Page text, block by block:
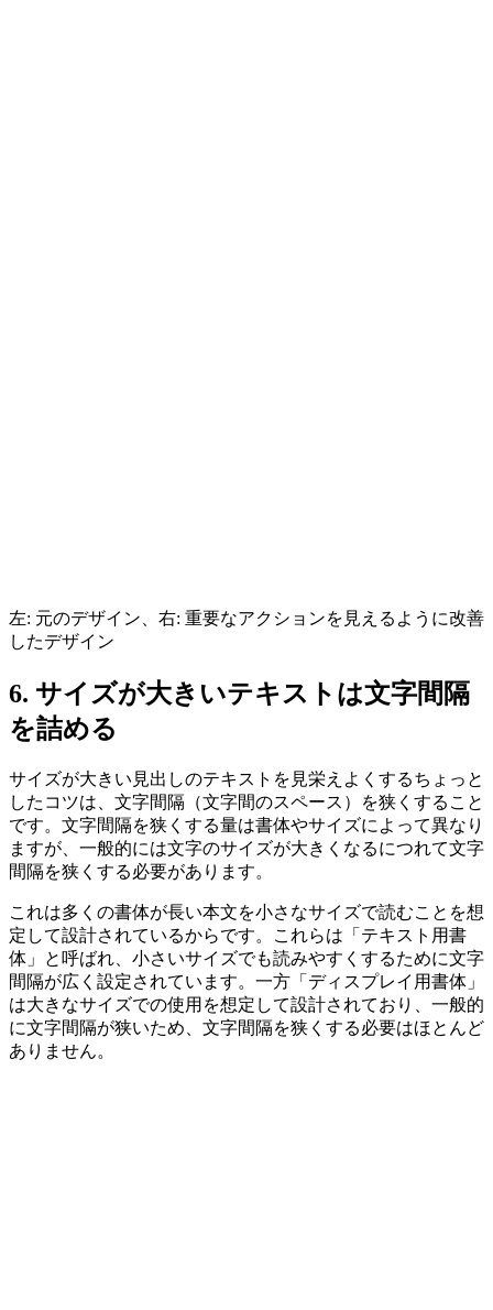
左: 元のデザイン、右: 重要なアクションを見えるように改善
したデザイン
6. サイズが大きいテキストは文字間隔
を詰める
サイズが大きい見出しのテキストを見栄えよくするちょっと
したコツは、文字間隔（文字間のスペース）を狭くすること
です。文字間隔を狭くする量は書体やサイズによって異なり
ますが、一般的には文字のサイズが大きくなるにつれて文字
間隔を狭くする必要があります。
これは多くの書体が長い本文を小さなサイズで読むことを想
定して設計されているからです。これらは「テキスト用書
体」と呼ばれ、小さいサイズでも読みやすくするために文字
間隔が広く設定されています。一方「ディスプレイ用書体」
は大きなサイズでの使用を想定して設計されており、一般的
に文字間隔が狭いため、文字間隔を狭くする必要はほとんど
ありません。